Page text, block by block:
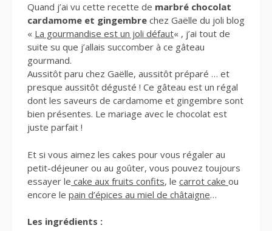
Quand j’ai vu cette recette de marbré chocolat
cardamome et gingembre chez Gaëlle du joli blog
« La gourmandise est un joli défaut« , j’ai tout de
suite su que j’allais succomber à ce gâteau
gourmand.
Aussitôt paru chez Gaëlle, aussitôt préparé … et
presque aussitôt dégusté ! Ce gâteau est un régal
dont les saveurs de cardamome et gingembre sont
bien présentes. Le mariage avec le chocolat est
juste parfait !
Et si vous aimez les cakes pour vous régaler au
petit-déjeuner ou au goûter, vous pouvez toujours
essayer le cake aux fruits confits, le carrot cake ou
encore le pain d’épices au miel de châtaigne…
Les ingrédients :